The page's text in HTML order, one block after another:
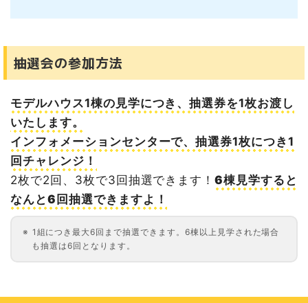
抽選会の参加方法
モデルハウス1棟の見学につき、抽選券を1枚お渡し
いたします。
インフォメーションセンターで、抽選券1枚につき1
回チャレンジ！
2枚で2回、3枚で3回抽選できます！6棟見学すると
なんと6回抽選できますよ！
1組につき最大6回まで抽選できます。6棟以上見学された場合
も抽選は6回となります。